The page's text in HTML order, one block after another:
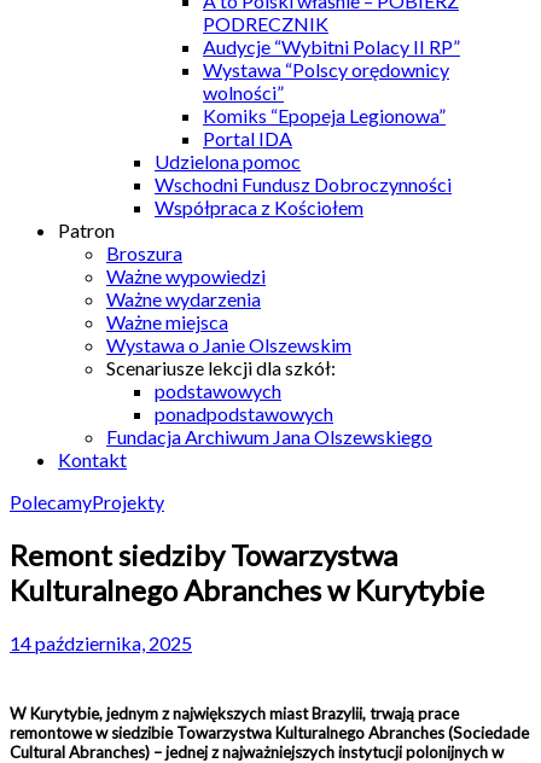
PODRECZNIK
Audycje “Wybitni Polacy II RP”
Wystawa “Polscy orędownicy
wolności”
Komiks “Epopeja Legionowa”
Portal IDA
Udzielona pomoc
Wschodni Fundusz Dobroczynności
Współpraca z Kościołem
Patron
Broszura
Ważne wypowiedzi
Ważne wydarzenia
Ważne miejsca
Wystawa o Janie Olszewskim
Scenariusze lekcji dla szkół:
podstawowych
ponadpodstawowych
Fundacja Archiwum Jana Olszewskiego
Kontakt
PolecamyProjekty
Remont siedziby Towarzystwa
Kulturalnego Abranches w Kurytybie
14 października, 2025
W Kurytybie, jednym z największych miast Brazylii, trwają prace
remontowe w siedzibie Towarzystwa Kulturalnego Abranches (Sociedade
Cultural Abranches) – jednej z najważniejszych instytucji polonijnych w